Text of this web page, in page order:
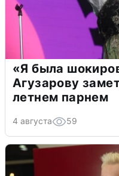
«Я была
Агузарову
летнем парнем
4 августа 59